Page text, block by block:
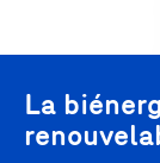
La